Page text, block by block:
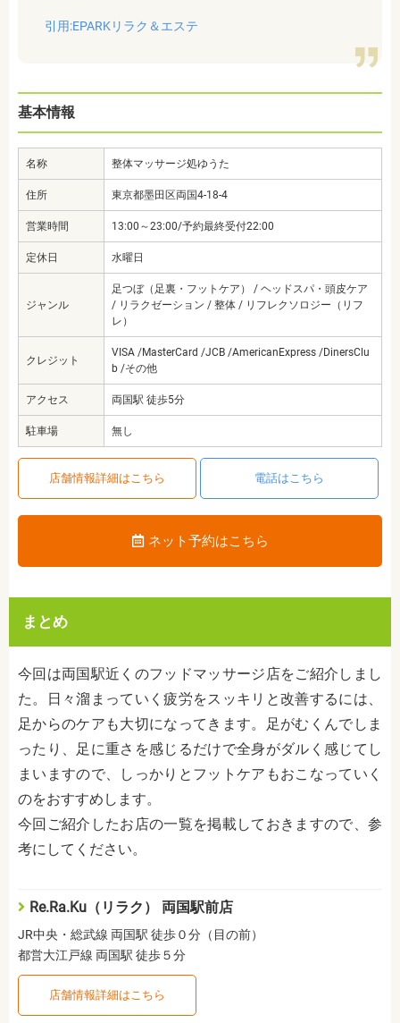
引用:EPARKリラク＆エステ
基本情報
名称 整体マッサージ処ゆうた
住所 東京都墨田区両国4-18-4
営業時間 13:00～23:00/予約最終受付22:00
定休日 水曜日
ジャンル
足つぼ（足裏・フットケア） / ヘッドスパ・頭皮ケア
/ リラクゼーション / 整体 / リフレクソロジー（リフ
レ）
クレジット
VISA /MasterCard /JCB /AmericanExpress /DinersClu
b /その他
アクセス 両国駅 徒歩5分
駐車場 無し
店舗情報詳細はこちら 電話はこちら
ネット予約はこちら
まとめ
今回は両国駅近くのフッドマッサージ店をご紹介しまし
た。日々溜まっていく疲労をスッキリと改善するには、
足からのケアも大切になってきます。足がむくんでしま
ったり、足に重さを感じるだけで全身がダルく感じてし
まいますので、しっかりとフットケアもおこなっていく
のをおすすめします。
今回ご紹介したお店の一覧を掲載しておきますので、参
考にしてください。
Re.Ra.Ku（リラク） 両国駅前店
JR中央・総武線 両国駅 徒歩０分（目の前）
都営大江戸線 両国駅 徒歩５分
店舗情報詳細はこちら